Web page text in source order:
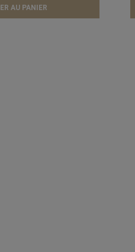
AU PANIER